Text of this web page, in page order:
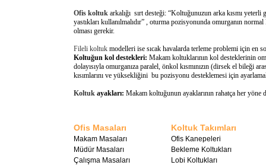
Ofis koltuk arkalığı sırt desteği: “Koltuğunuzun arka kısmı
yastıkları kullanılmalıdır” , oturma pozisyonunda omurganın
olması gerekir.
Fileli koltuk modelleri ise sıcak havalarda terleme problemi için en
Koltuğun kol destekleri: Makam koltuklarının kol desteklerinin
dolayısıyla omurganıza paralel, önkol kısmınızın (dirsek el bileği
kısımlarını ve yüksekliğini bu pozisyonu desteklemesi için
Koltuk ayakları: Makam koltuğunun ayaklarının rahatça her
Ofis Masaları Koltuk Takımları
Makam Masaları
Ofis Kanepeleri
Müdür Masaları
Bekleme Koltukları
Çalışma Masaları
Lobi Koltukları